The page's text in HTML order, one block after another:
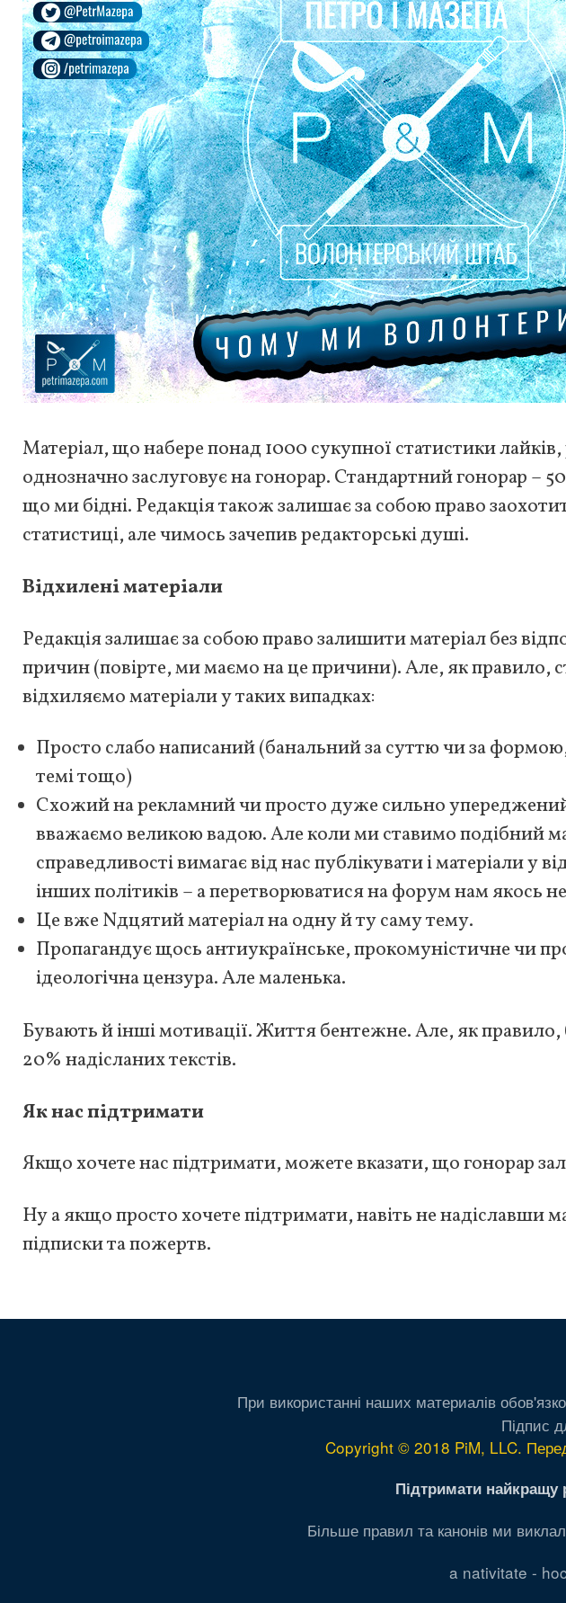
Матеріал, що набере понад 1000 сукупної статистики
однозначно заслуговує на гонорар. Стандартний гонорар –
що ми бідні. Редакція також залишає за собою право
статистиці, але чимось зачепив редакторські душі.
Відхилені матеріали
Редакція залишає за собою право залишити матеріал без
причин (повірте, ми маємо на це причини). Але, як правило,
відхиляємо матеріали у таких випадках:
Просто слабо написаний (банальний за суттю чи за
темі тощо)
Схожий на рекламний чи просто дуже сильно
вважаємо великою вадою. Але коли ми ставимо подібний
справедливості вимагає від нас публікувати і матеріали у
інших політиків – а перетворюватися на форум нам якось
Це вже Nдцятий матеріал на одну й ту саму тему.
Пропагандує щось антиукраїнське, прокомуністичне чи
ідеологічна цензура. Але маленька.
Бувають й інші мотивації. Життя бентежне. Але, як
20% надісланих текстів.
Як нас підтримати
Якщо хочете нас підтримати, можете вказати, що гонорар
Ну а якщо просто хочете підтримати, навіть не надіславши
підписки та пожертв.
При використанні наших материалів
Підпис
Copyright © 2018 PiM, LLC.
Підтримати найкращу
Більше правил та канонів ми
a nativitate -